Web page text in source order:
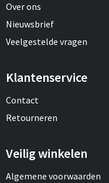
Over ons
Nieuwsbrief
Veelgestelde vragen
Klantenservice
Contact
Retourneren
Veilig winkelen
Algemene voorwaarden